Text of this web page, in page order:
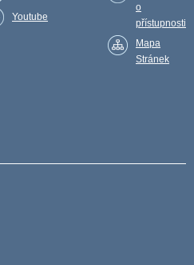
Youtube
o
přístupnosti
Mapa
Stránek